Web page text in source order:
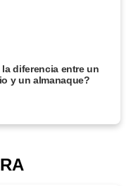
la diferencia entre un
y un almanaque?